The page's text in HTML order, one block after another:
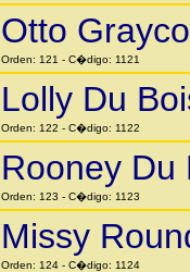
Otto
Orden: 121 - C�digo: 1121
Lolly Du
Orden: 122 - C�digo: 1122
Rooney Du
Orden: 123 - C�digo: 1123
Missy
Orden: 124 - C�digo: 1124